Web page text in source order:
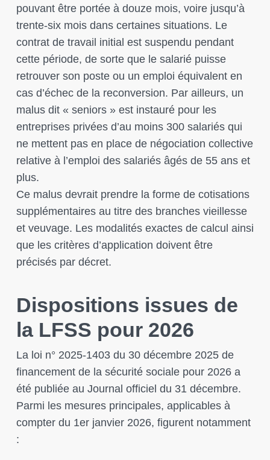
pouvant être portée à douze mois, voire jusqu’à
trente-six mois dans certaines situations. Le
contrat de travail initial est suspendu pendant
cette période, de sorte que le salarié puisse
retrouver son poste ou un emploi équivalent en
cas d’échec de la reconversion. Par ailleurs, un
malus dit « seniors » est instauré pour les
entreprises privées d’au moins 300 salariés qui
ne mettent pas en place de négociation collective
relative à l’emploi des salariés âgés de 55 ans et
plus.
Ce malus devrait prendre la forme de cotisations
supplémentaires au titre des branches vieillesse
et veuvage. Les modalités exactes de calcul ainsi
que les critères d’application doivent être
précisés par décret.
Dispositions issues de
la LFSS pour 2026
La loi n° 2025-1403 du 30 décembre 2025 de
financement de la sécurité sociale pour 2026 a
été publiée au Journal officiel du 31 décembre.
Parmi les mesures principales, applicables à
compter du 1er janvier 2026, figurent notamment
: